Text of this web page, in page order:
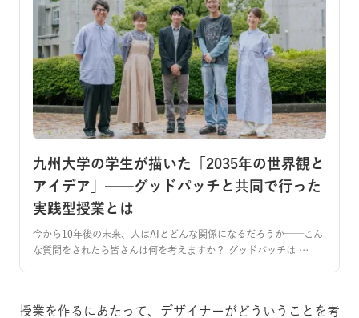
九州大学の学生が描いた「2035年の世界観と
アイデア」──グッドパッチと共同で行った
実践型授業とは
今から10年後の未来、人はAIとどんな関係になるだろうか──こん
な質問をされたら皆さんは何を考えますか？ グッドパッチは …
授業を作るにあたって、デザイナーがどういうことを考